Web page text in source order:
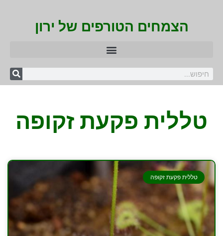
הצמחים הטורפים של ירון
טללית פקעת זקופה
טללית פקעת זקופה